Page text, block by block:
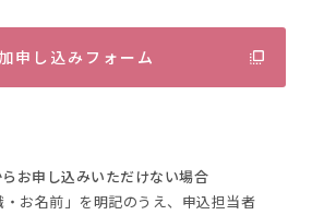
申し込みフォーム
お申し込みいただけない場合
お名前」を明記のうえ、申込担当者